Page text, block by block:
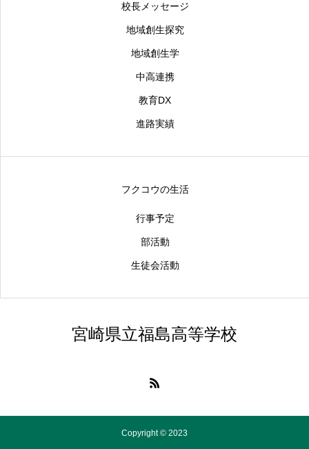
校長メッセージ
地域創生探究
地域創生学
中高連携
教育DX
進路実績
フクコウの生活
行事予定
部活動
生徒会活動
宮崎県立福島高等学校
Copyright © 2023